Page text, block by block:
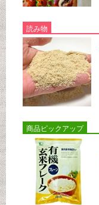
読み物
商品ピックアップ